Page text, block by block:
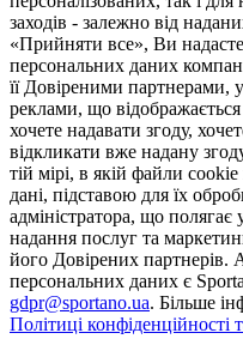
заходів - залежно від
«Прийняти все», Ви
персональних даних
її Довіреними партнерами,
реклами, що
хочете надавати згоду,
відкликати вже надану
тій мірі, в якій файли
дані, підставою для їх
адміністратора, що полягає
надання послуг та
його Довірених партнерів.
персональних даних є
gdpr@sportano.ua. Більше
Політиці конфіденційності